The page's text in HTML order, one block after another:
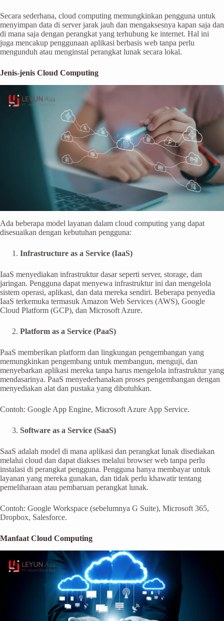
Secara sederhana, cloud computing memungkinkan pengguna untuk
menyimpan data di server jarak jauh dan mengaksesnya kapan saja dan
di mana saja dengan perangkat yang terhubung ke internet. Hal ini
juga mencakup penggunaan aplikasi berbasis web tanpa perlu
mengunduh atau menginstal perangkat lunak secara lokal.
Jenis-jenis Cloud Computing
Ada beberapa model layanan dalam cloud computing yang dapat
disesuaikan dengan kebutuhan pengguna:
Infrastructure as a Service (IaaS)
IaaS menyediakan infrastruktur dasar seperti server, storage, dan
jaringan. Pengguna dapat menyewa infrastruktur ini dan mengelola
sistem operasi, aplikasi, dan data mereka sendiri. Beberapa penyedia
IaaS terkemuka termasuk Amazon Web Services (AWS), Google
Cloud Platform (GCP), dan Microsoft Azure.
Platform as a Service (PaaS)
PaaS memberikan platform dan lingkungan pengembangan yang
memungkinkan pengembang untuk membangun, menguji, dan
menyebarkan aplikasi mereka tanpa harus mengelola infrastruktur yang
mendasarinya. PaaS menyederhanakan proses pengembangan dengan
menyediakan alat dan pustaka yang dibutuhkan.
Contoh: Google App Engine, Microsoft Azure App Service.
Software as a Service (SaaS)
SaaS adalah model di mana aplikasi dan perangkat lunak disediakan
melalui cloud dan dapat diakses melalui browser web tanpa perlu
instalasi di perangkat pengguna. Pengguna hanya membayar untuk
layanan yang mereka gunakan, dan tidak perlu khawatir tentang
pemeliharaan atau pembaruan perangkat lunak.
Contoh: Google Workspace (sebelumnya G Suite), Microsoft 365,
Dropbox, Salesforce.
Manfaat Cloud Computing